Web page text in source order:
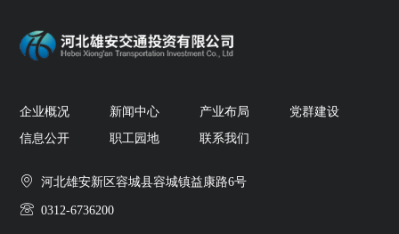
企业概况 新闻中心 产业布局
党群建设
信息公开
职工园地 联系我们
河北雄安新区容城县容城镇益康路6号
0312-6736200